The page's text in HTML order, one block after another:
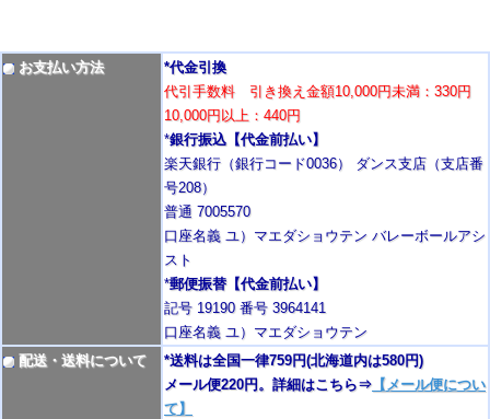
お支払い方法
*代金引換
代引手数料 引き換え金額10,000円未満：330円
10,000円以上：440円
*銀行振込【代金前払い】
楽天銀行（銀行コード0036） ダンス支店（支店番
号208）
普通 7005570
口座名義 ユ）マエダショウテン バレーボールアシ
スト
*郵便振替【代金前払い】
記号 19190 番号 3964141
口座名義 ユ）マエダショウテン
配送・送料について
*送料は全国一律759円(北海道内は580円)
メール便220円。詳細はこちら⇒ 【メール便につい
て】